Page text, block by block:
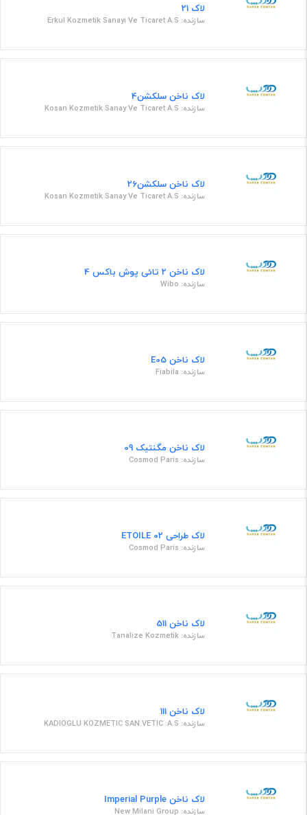
لاک 21
سازنده: Erkul Kozmetik Sanayi Ve Ticaret A.S
لاک ناخن سلکشن4
سازنده: Kosan Kozmetik Sanay Ve Ticaret A.S
لاک ناخن سلکشن26
سازنده: Kosan Kozmetik Sanay Ve Ticaret A.S
لاک ناخن 2 تائی پوش باکس 4
سازنده: Wibo
لاک ناخن E05
سازنده: Fiabila
لاک ناخن مگنتیک 09
سازنده: Cosmod Paris
لاک طراحی ETOILE 02
سازنده: Cosmod Paris
لاک ناخن 511
سازنده: Tanalize Kozmetik
لاک ناخن 111
سازنده: KADIOGLU KOZMETIC SAN.VETIC .A.S
لاک ناخن Imperial Purple
سازنده: New Milani Group